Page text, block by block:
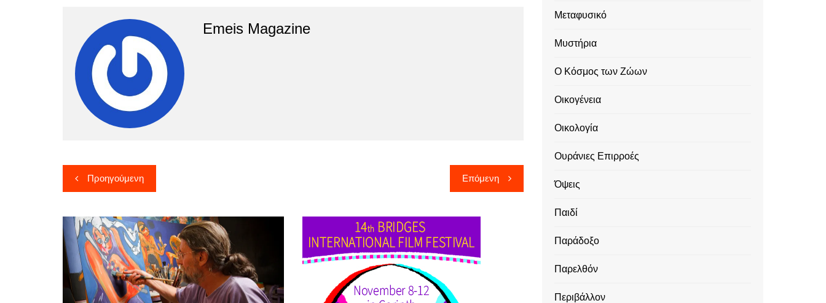
Emeis Magazine
Πλοήγηση
άρθρων
Προηγούμενη Επόμενη
Μεταφυσικό
Μυστήρια
Ο Κόσμος των Ζώων
Οικογένεια
Οικολογία
Ουράνιες Επιρροές
Όψεις
Παιδί
Παράδοξο
Παρελθόν
Περιβάλλον